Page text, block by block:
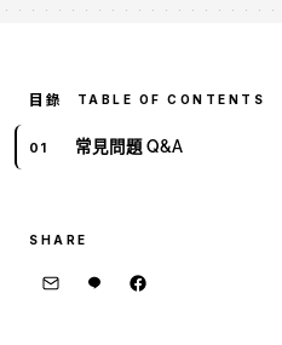
TABLE OF CONTENTS
常見問題 Q&A
SHARE